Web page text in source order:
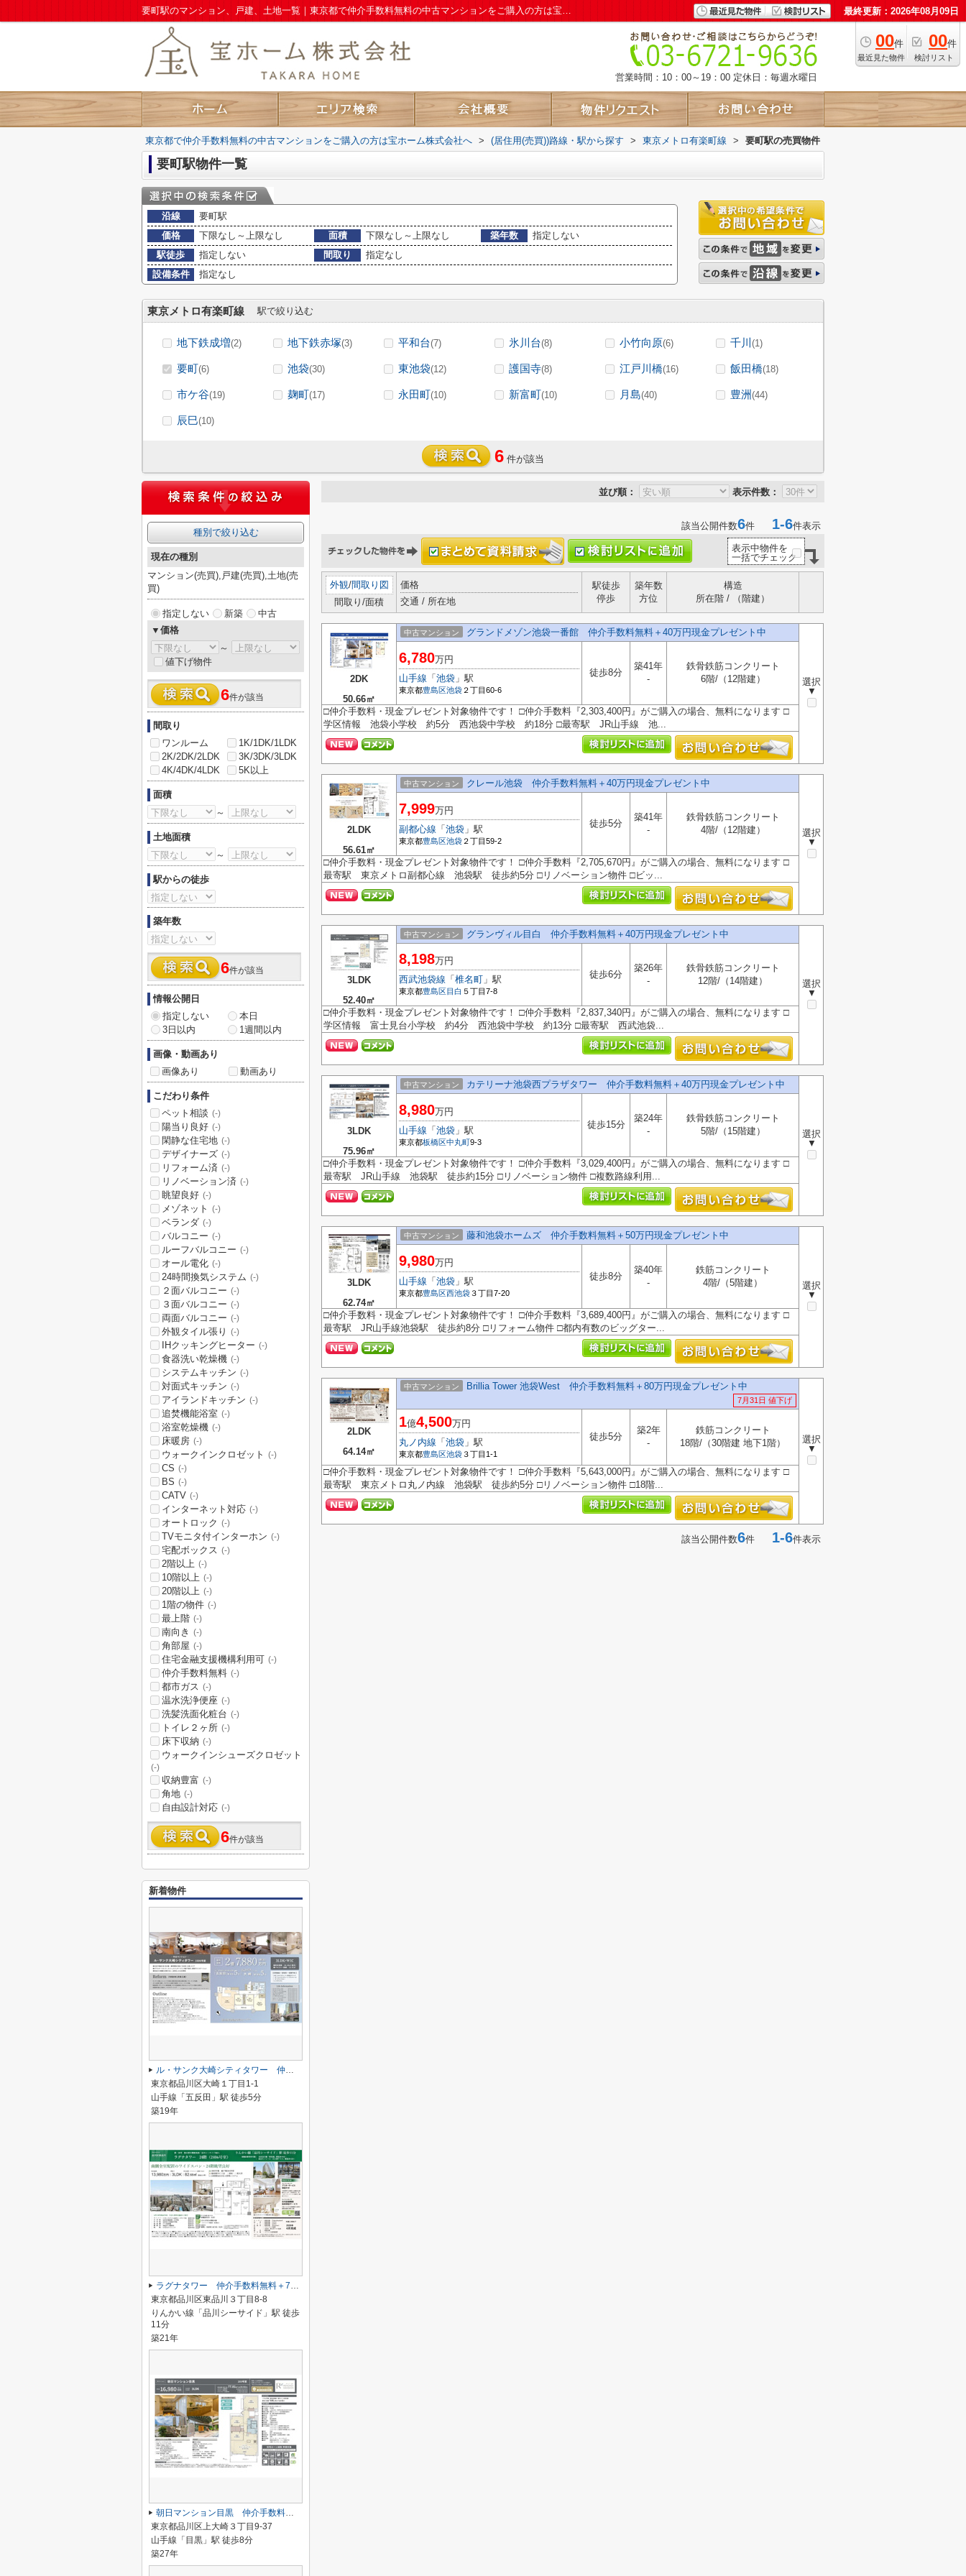
要町駅のマンション、戸建、土地一覧｜東京都で仲介手数料無料の中古マンションをご購入の方は宝ホーム株式会社へ 最終更新：2026年08月09日
00件
最近見た物件
00件
検討リスト
営業時間：10：00～19：00 定休日：毎週水曜日
東京都で仲介手数料無料の中古マンションをご購入の方は宝ホーム株式会社へ > (居住用(売買))路線・駅から探す > 東京メトロ有楽町線 > 要町駅の売買物件
要町駅物件一覧
沿線
要町駅
価格
下限なし～上限なし 面積 下限なし～上限なし 築年数
指定しない
駅徒歩
指定しない 間取り
指定なし
設備条件
指定なし
東京メトロ有楽町線 駅で絞り込む
地下鉄成増(2) 地下鉄赤塚(3) 平和台(7) 氷川台(8) 小竹向原(6) 千川 (1)
要町(6) 池袋(30) 東池袋(12) 護国寺(8) 江戸川橋(16) 飯田橋(18)
市ケ谷(19) 麹町(17) 永田町(10) 新富町(10) 月島(40) 豊洲 (44)
辰巳(10)
6 件が該当
並び順： 表示件数：
該当公開件数6件 1-6件表示
表示中物件を
一括でチェック
外観/間取り図
間取り/面積
価格
交通 / 所在地
駅徒歩
停歩
築年数
方位
構造
所在階 / （階建）
2DK
50.66㎡
中古マンション グランドメゾン池袋一番館 仲介手数料無料＋40万円現金プレゼント中
選択
▼
6,780万円
山手線 「 池袋 」駅
東京都豊島区池袋 ２丁目60-6
徒歩8分
築41年
-
鉄骨鉄筋コンクリート
6階/（12階建）
□仲介手数料・現金プレゼント対象物件です！ □仲介手数料『2,303,400円』がご購入の場合、無料になります □
学区情報 池袋小学校 約5分 西池袋中学校 約18分 □最寄駅 JR山手線 池...
2LDK
56.61㎡
中古マンション クレール池袋 仲介手数料無料＋40万円現金プレゼント中
選択
▼
7,999万円
副都心線 「 池袋 」駅
東京都豊島区池袋 ２丁目59-2
徒歩5分
築41年
-
鉄骨鉄筋コンクリート
4階/（12階建）
□仲介手数料・現金プレゼント対象物件です！ □仲介手数料『2,705,670円』がご購入の場合、無料になります □
最寄駅 東京メトロ副都心線 池袋駅 徒歩約5分 □リノベーション物件 □ビッ...
3LDK
52.40㎡
中古マンション グランヴィル目白 仲介手数料無料＋40万円現金プレゼント中
選択
▼
8,198万円
西武池袋線 「 椎名町 」駅
東京都豊島区目白 ５丁目7-8
徒歩6分
築26年
-
鉄骨鉄筋コンクリート
12階/（14階建）
□仲介手数料・現金プレゼント対象物件です！ □仲介手数料『2,837,340円』がご購入の場合、無料になります □
学区情報 富士見台小学校 約4分 西池袋中学校 約13分 □最寄駅 西武池袋...
3LDK
75.96㎡
中古マンション カテリーナ池袋西プラザタワー 仲介手数料無料＋40万円現金プレゼント中
選択
▼
8,980万円
山手線 「 池袋 」駅
東京都板橋区中丸町9-3
徒歩15分
築24年
-
鉄骨鉄筋コンクリート
5階/（15階建）
□仲介手数料・現金プレゼント対象物件です！ □仲介手数料『3,029,400円』がご購入の場合、無料になります □
最寄駅 JR山手線 池袋駅 徒歩約15分 □リノベーション物件 □複数路線利用...
3LDK
62.74㎡
中古マンション 藤和池袋ホームズ 仲介手数料無料＋50万円現金プレゼント中
選択
▼
9,980万円
山手線 「 池袋 」駅
東京都豊島区西池袋３丁目7-20
徒歩8分
築40年
-
鉄筋コンクリート
4階/（5階建）
□仲介手数料・現金プレゼント対象物件です！ □仲介手数料『3,689,400円』がご購入の場合、無料になります □
最寄駅 JR山手線池袋駅 徒歩約8分 □リフォーム物件 □都内有数のビッグター...
2LDK
64.14㎡
中古マンション Brillia Tower 池袋West 仲介手数料無料＋80万円現金プレゼント中
7月31日 値下げ
選択
▼
1億4,500万円
丸ノ内線 「 池袋 」駅
東京都豊島区池袋３丁目1-1
徒歩5分
築2年
-
鉄筋コンクリート
18階/（30階建 地下1階）
□仲介手数料・現金プレゼント対象物件です！ □仲介手数料『5,643,000円』がご購入の場合、無料になります □
最寄駅 東京メトロ丸ノ内線 池袋駅 徒歩約5分 □リノベーション物件 □18階...
該当公開件数6件 1-6件表示
種別で絞り込む
現在の種別
マンション(売買),戸建(売買),土地(売
買)
指定しない 新築
中古
▼価格
～
値下げ物件
6件が該当
間取り
ワンルーム
1K/1DK/1LDK
2K/2DK/2LDK
3K/3DK/3LDK
4K/4DK/4LDK
5K以上
面積
～
土地面積
～
駅からの徒歩
築年数
6件が該当
情報公開日
指定しない
本日
3日以内
1週間以内
画像・動画あり
画像あり
動画あり
こだわり条件
ペット相談 (-)
陽当り良好 (-)
閑静な住宅地 (-)
デザイナーズ (-)
リフォーム済 (-)
リノベーション済 (-)
眺望良好 (-)
メゾネット (-)
ベランダ (-)
バルコニー (-)
ルーフバルコニー (-)
オール電化 (-)
24時間換気システム (-)
２面バルコニー (-)
３面バルコニー (-)
両面バルコニー (-)
外観タイル張り (-)
IHクッキングヒーター (-)
食器洗い乾燥機 (-)
システムキッチン (-)
対面式キッチン (-)
アイランドキッチン (-)
追焚機能浴室 (-)
浴室乾燥機 (-)
床暖房 (-)
ウォークインクロゼット (-)
CS (-)
BS (-)
CATV (-)
インターネット対応 (-)
オートロック (-)
TVモニタ付インターホン (-)
宅配ボックス (-)
2階以上 (-)
10階以上 (-)
20階以上 (-)
1階の物件 (-)
最上階 (-)
南向き (-)
角部屋 (-)
住宅金融支援機構利用可 (-)
仲介手数料無料 (-)
都市ガス (-)
温水洗浄便座 (-)
洗髪洗面化粧台 (-)
トイレ２ヶ所 (-)
床下収納 (-)
ウォークインシューズクロゼット
(-)
収納豊富 (-)
角地 (-)
自由設計対応 (-)
6件が該当
新着物件
ル・サンク大崎シティタワー 仲介手数料無料＋100万円現金プレゼント中
東京都品川区大崎１丁目1-1
山手線「五反田」駅 徒歩5分
築19年
ラグナタワー 仲介手数料無料＋70万円現金プレゼント中
東京都品川区東品川３丁目8-8
りんかい線「品川シーサイド」駅 徒歩
11分
築21年
朝日マンション目黒 仲介手数料無料＋80万円現金プレゼント中
東京都品川区上大崎３丁目9-37
山手線「目黒」駅 徒歩8分
築27年